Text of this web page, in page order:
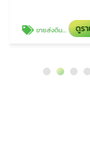
ขายส่งดินถม หทัยราษฎร์